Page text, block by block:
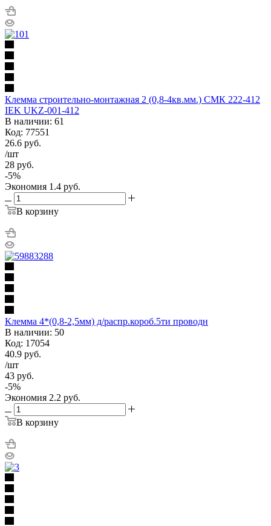
Клемма строительно-монтажная 2 (0,8-4кв.мм.) СМК 222-412
IEK UKZ-001-412
В наличии: 61
Код: 77551
26.6 руб.
/шт
28 руб.
-5%
Экономия 1.4 руб.
В корзину
Клемма 4*(0,8-2,5мм) д/распр.короб.5ти проводн
В наличии: 50
Код: 17054
40.9 руб.
/шт
43 руб.
-5%
Экономия 2.2 руб.
В корзину